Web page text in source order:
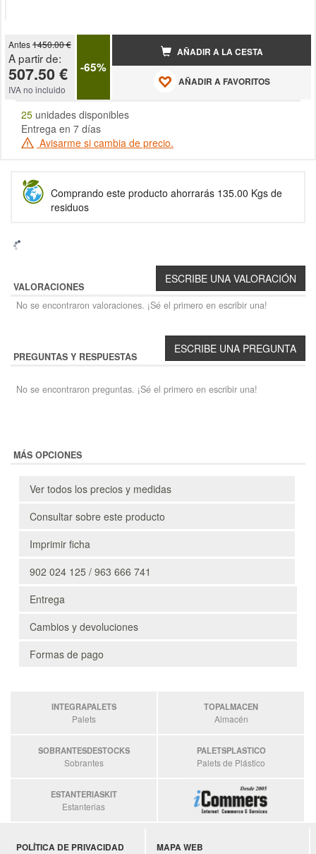
Antes1450.00 €
A partir de:
507.50 €
IVA no incluido
-65%
AÑADIR A LA CESTA
AÑADIR A FAVORITOS
25 unidades disponibles
Entrega en 7 días
Avisarme si cambia de precio.
Comprando este producto ahorrarás 135.00 Kgs de
residuos
VALORACIONES
No se encontraron valoraciones. ¡Sé el primero en escribir una!
PREGUNTAS Y RESPUESTAS
No se encontraron preguntas. ¡Sé el primero en escribir una!
MÁS OPCIONES
Ver todos los precios y medidas
Consultar sobre este producto
Imprimir ficha
902 024 125 / 963 666 741
Entrega
Cambios y devoluciones
Formas de pago
INTEGRAPALETS
Palets
TOPALMACEN
Almacén
SOBRANTESDESTOCKS
Sobrantes
PALETSPLASTICO
Palets de Plástico
ESTANTERIASKIT
Estanterias
POLÍTICA DE PRIVACIDAD MAPA WEB